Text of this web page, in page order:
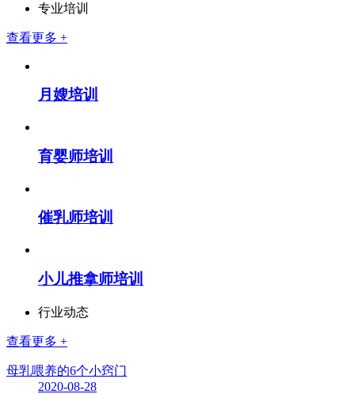
专业培训
查看更多 +
月嫂培训
育婴师培训
催乳师培训
小儿推拿师培训
行业动态
查看更多 +
母乳喂养的6个小窍门
2020-08-28